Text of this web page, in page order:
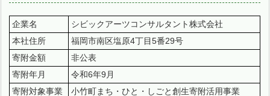
企業名
シビックアーツコンサルタント株式会社
本社住所
福岡市南区塩原4丁目5番29号
寄附金額
非公表
寄附年月
令和6年9月
寄附対象事業
小竹町まち・ひと・しごと創生寄附活用事業